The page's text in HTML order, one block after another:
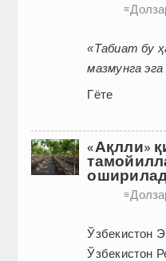
≡
«Табиат бу
мазмунга
Гёте
«Ақлли»
≡
Ўзбекистон
Ўзбекистон